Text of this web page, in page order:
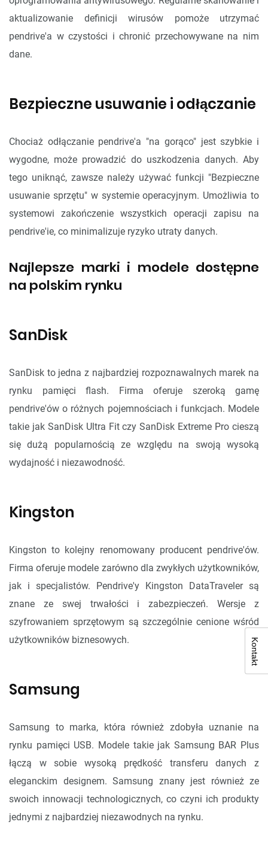
aktualizowanie definicji wirusów pomoże utrzymać
pendrive'a w czystości i chronić przechowywane na nim
dane.
Bezpieczne usuwanie i odłączanie
Chociaż odłączanie pendrive'a "na gorąco" jest szybkie i
wygodne, może prowadzić do uszkodzenia danych. Aby
tego uniknąć, zawsze należy używać funkcji "Bezpieczne
usuwanie sprzętu" w systemie operacyjnym. Umożliwia to
systemowi zakończenie wszystkich operacji zapisu na
pendrive'ie, co minimalizuje ryzyko utraty danych.
Najlepsze marki i modele dostępne
na polskim rynku
SanDisk
SanDisk to jedna z najbardziej rozpoznawalnych marek na
rynku pamięci flash. Firma oferuje szeroką gamę
pendrive'ów o różnych pojemnościach i funkcjach. Modele
takie jak SanDisk Ultra Fit czy SanDisk Extreme Pro cieszą
się dużą popularnością ze względu na swoją wysoką
wydajność i niezawodność.
Kingston
Kingston to kolejny renomowany producent pendrive'ów.
Firma oferuje modele zarówno dla zwykłych użytkowników,
jak i specjalistów. Pendrive'y Kingston DataTraveler są
znane ze swej trwałości i zabezpieczeń. Wersje z
szyfrowaniem sprzętowym są szczególnie cenione wśród
użytkowników biznesowych.
Samsung
Samsung to marka, która również zdobyła uznanie na
rynku pamięci USB. Modele takie jak Samsung BAR Plus
łączą w sobie wysoką prędkość transferu danych z
eleganckim designem. Samsung znany jest również ze
swoich innowacji technologicznych, co czyni ich produkty
jednymi z najbardziej niezawodnych na rynku.
Kontakt